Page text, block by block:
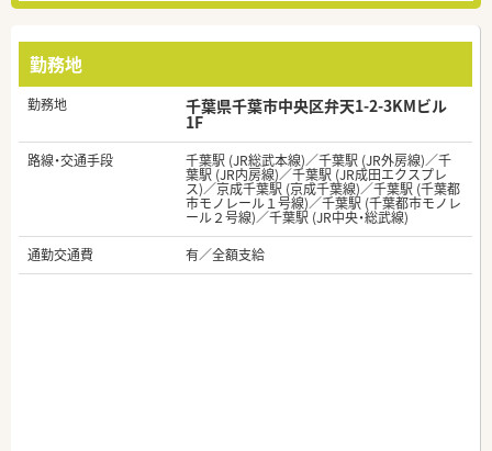
勤務地
勤務地 千葉県千葉市中央区弁天1-2-3KMビル
1F
路線・交通手段 千葉駅 (JR総武本線)／千葉駅 (JR外房線)／千
葉駅 (JR内房線)／千葉駅 (JR成田エクスプレ
ス)／京成千葉駅 (京成千葉線)／千葉駅 (千葉都
市モノレール１号線)／千葉駅 (千葉都市モノレ
ール２号線)／千葉駅 (JR中央・総武線)
通勤交通費
有／全額支給